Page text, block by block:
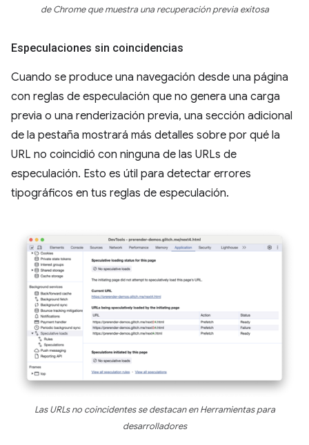
de Chrome que muestra una recuperación previa exitosa
Especulaciones sin coincidencias
Cuando se produce una navegación desde una página
con reglas de especulación que no genera una carga
previa o una renderización previa, una sección adicional
de la pestaña mostrará más detalles sobre por qué la
URL no coincidió con ninguna de las URLs de
especulación. Esto es útil para detectar errores
tipográficos en tus reglas de especulación.
Las URLs no coincidentes se destacan en Herramientas para
desarrolladores